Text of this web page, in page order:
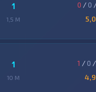
1
1,5 M
0 / 0
1
10 M
1 / 0 /